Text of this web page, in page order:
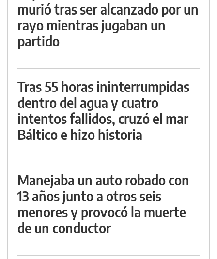
murió tras ser alcanzado por un
rayo mientras jugaban un
partido
Tras 55 horas ininterrumpidas
dentro del agua y cuatro
intentos fallidos, cruzó el mar
Báltico e hizo historia
Manejaba un auto robado con
13 años junto a otros seis
menores y provocó la muerte
de un conductor